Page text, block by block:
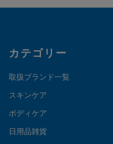
カテゴリー
取扱ブランド一覧
スキンケア
ボディケア
日用品雑貨